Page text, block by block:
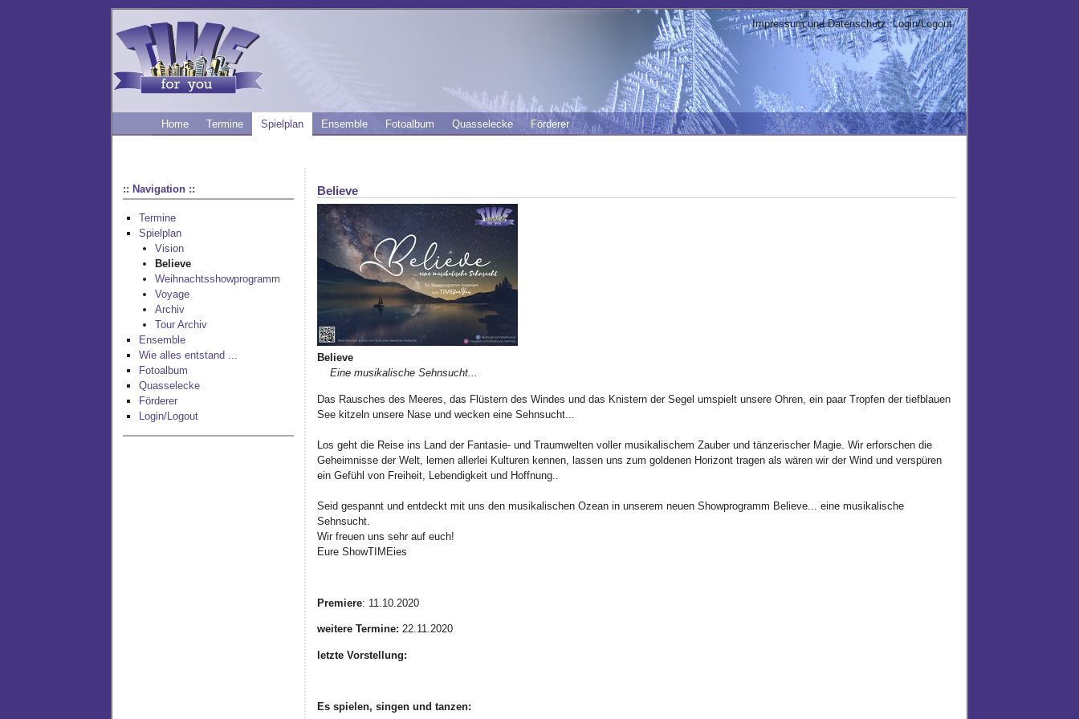
Impressum und Datenschutz Login/Logout
Home Termine Spielplan Ensemble Fotoalbum Quasselecke Förderer
:: Navigation ::
Termine
Spielplan
Vision
Believe
Weihnachtsshowprogramm
Voyage
Archiv
Tour Archiv
Ensemble
Wie alles entstand ...
Fotoalbum
Quasselecke
Förderer
Login/Logout
Believe
Believe
Eine musikalische Sehnsucht...
Das Rausches des Meeres, das Flüstern des Windes und das Knistern der Segel umspielt unsere Ohren, ein paar Tropfen der tiefblauen
See kitzeln unsere Nase und wecken eine Sehnsucht...
Los geht die Reise ins Land der Fantasie- und Traumwelten voller musikalischem Zauber und tänzerischer Magie. Wir erforschen die
Geheimnisse der Welt, lernen allerlei Kulturen kennen, lassen uns zum goldenen Horizont tragen als wären wir der Wind und verspüren
ein Gefühl von Freiheit, Lebendigkeit und Hoffnung..
Seid gespannt und entdeckt mit uns den musikalischen Ozean in unserem neuen Showprogramm Believe... eine musikalische
Sehnsucht.
Wir freuen uns sehr auf euch!
Eure ShowTIMEies
Premiere: 11.10.2020
weitere Termine: 22.11.2020
letzte Vorstellung:
Es spielen, singen und tanzen: